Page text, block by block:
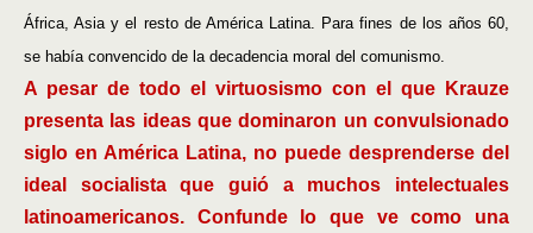
África, Asia y el resto de América Latina. Para fines de los años 60,
se había convencido de la decadencia moral del comunismo.
A pesar de todo el virtuosismo con el que Krauze
presenta las ideas que dominaron un convulsionado
siglo en América Latina, no puede desprenderse del
ideal socialista que guió a muchos intelectuales
latinoamericanos. Confunde lo que ve como una